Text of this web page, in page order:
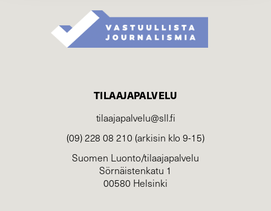
TILAAJAPALVELU
tilaajapalvelu@sll.fi
(09) 228 08 210 (arkisin klo 9-15)
Suomen Luonto/tilaajapalvelu
Sörnäistenkatu 1
00580 Helsinki